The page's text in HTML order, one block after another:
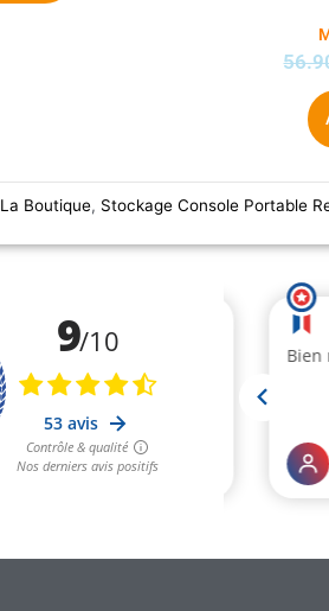
La Boutique, Stockage Console Portable